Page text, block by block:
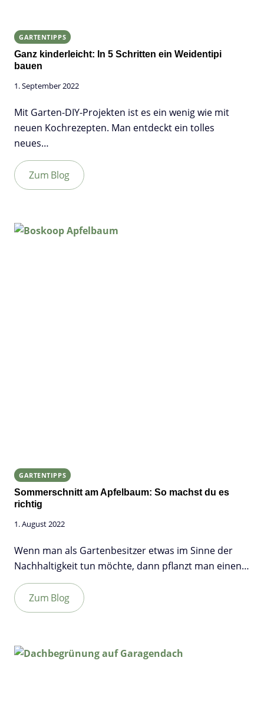
GARTENTIPPS
Ganz kinderleicht: In 5 Schritten ein Weidentipi
bauen
1. September 2022
Mit Garten-DIY-Projekten ist es ein wenig wie mit
neuen Kochrezepten. Man entdeckt ein tolles
neues…
Zum Blog
GARTENTIPPS
Sommerschnitt am Apfelbaum: So machst du es
richtig
1. August 2022
Wenn man als Gartenbesitzer etwas im Sinne der
Nachhaltigkeit tun möchte, dann pflanzt man einen…
Zum Blog